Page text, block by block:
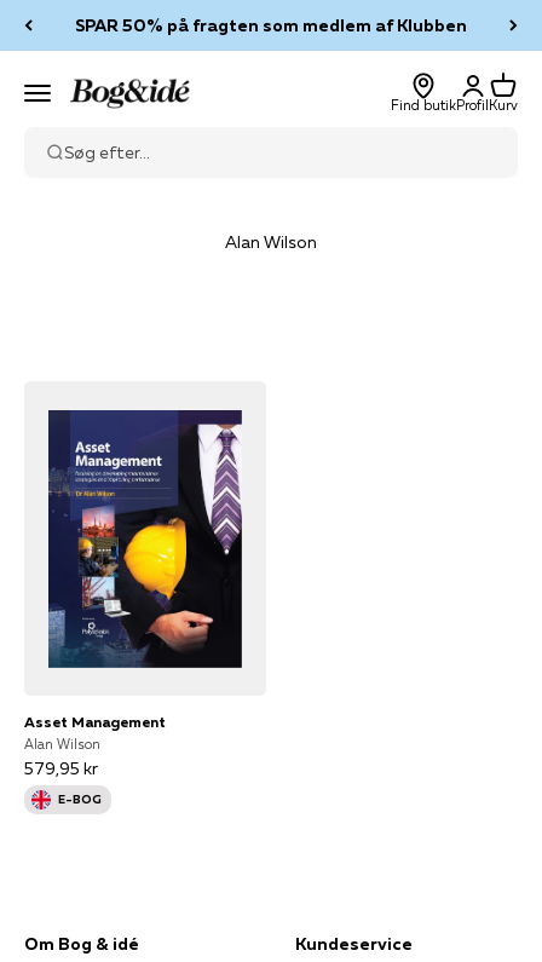
SPAR 50% på fragten som medlem af Klubben
Menu Bog & idé
Find butik
Log ind
Profil
Kurv
Kurv
Søg efter...
Alan Wilson
Asset Management
Alan Wilson
579,95 kr
E-BOG
Om Bog & idé Kundeservice